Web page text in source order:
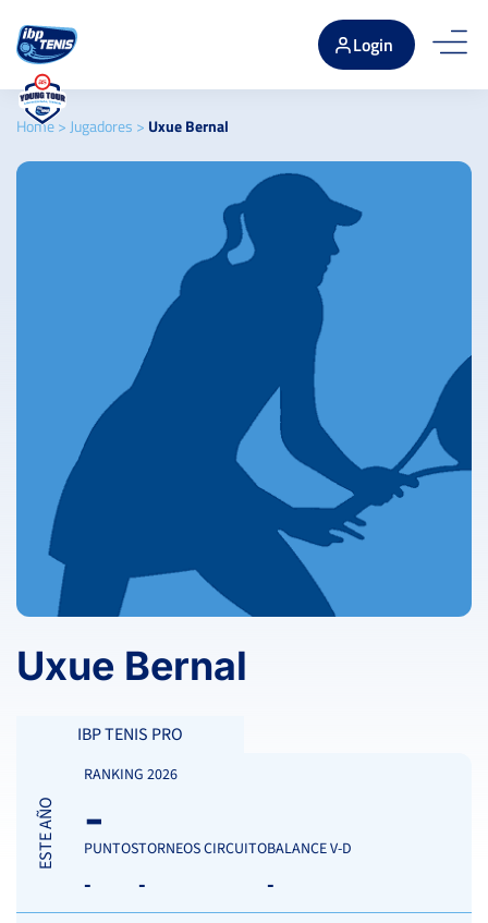
Login
Home> Jugadores > Uxue Bernal
Uxue Bernal
IBP TENIS PRO
ESTE AÑO
RANKING 2026
-
PUNTOS
-
TORNEOS CIRCUITO
-
BALANCE V-D
-